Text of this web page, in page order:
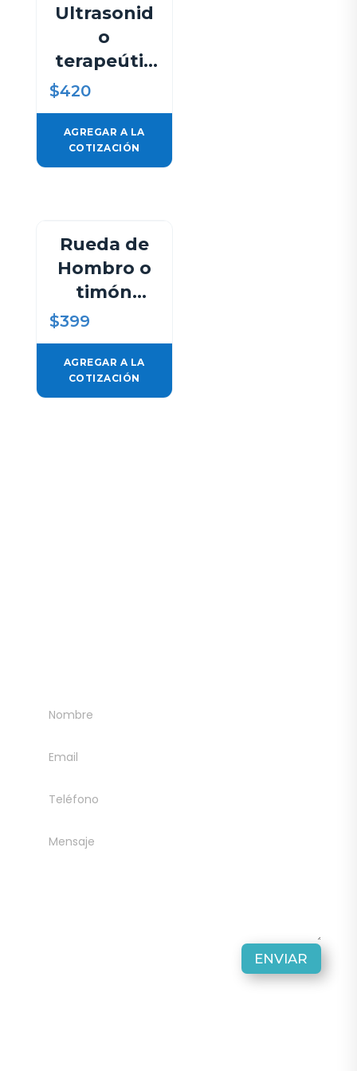
Ultrasonid
o
terapeútic
o Máquina
de terapia
ultrasónica
original
$420
AGREGAR A LA
COTIZACIÓN
Rueda de
Hombro o
timón
terapéutic
o
$399
AGREGAR A LA
COTIZACIÓN
ENVIAR